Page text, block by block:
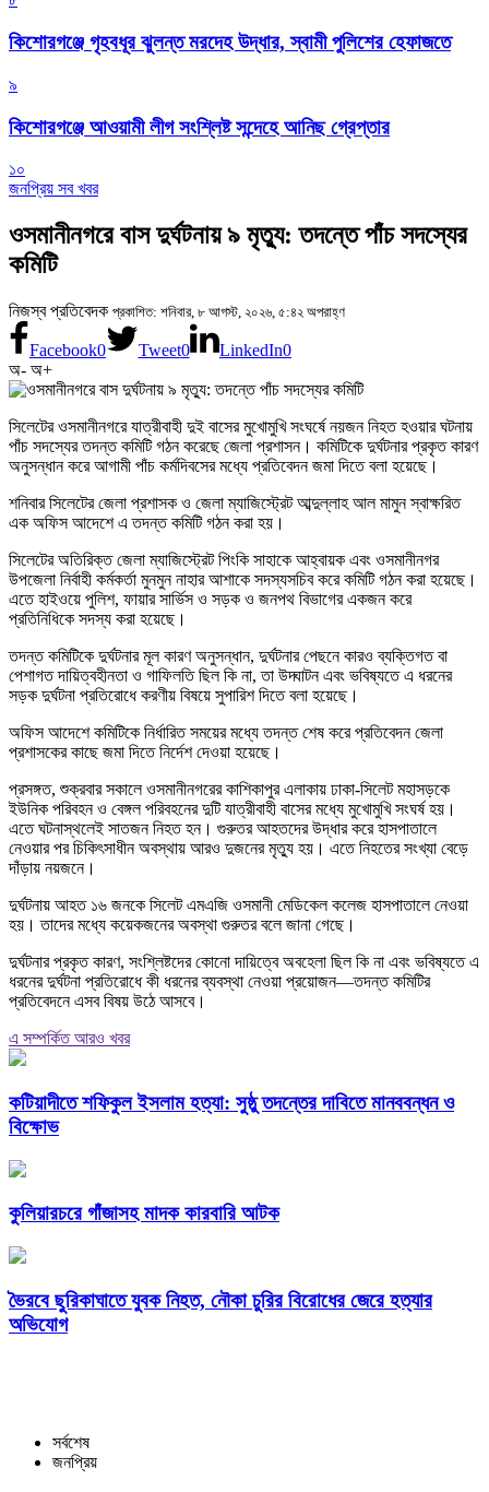
কিশোরগঞ্জে গৃহবধূর ঝুলন্ত মরদেহ উদ্ধার, স্বামী পুলিশের হেফাজতে
৯
কিশোরগঞ্জে আওয়ামী লীগ সংশ্লিষ্ট সন্দেহে আনিছ গ্রেপ্তার
১০
জনপ্রিয় সব খবর
ওসমানীনগরে বাস দুর্ঘটনায় ৯ মৃত্যু: তদন্তে পাঁচ সদস্যের
কমিটি
নিজস্ব প্রতিবেদক প্রকাশিত: শনিবার, ৮ আগস্ট, ২০২৬, ৫:৪২ অপরাহ্ণ
Facebook0 Tweet0 LinkedIn0
অ- অ+
সিলেটের ওসমানীনগরে যাত্রীবাহী দুই বাসের মুখোমুখি সংঘর্ষে নয়জন নিহত হওয়ার ঘটনায়
পাঁচ সদস্যের তদন্ত কমিটি গঠন করেছে জেলা প্রশাসন। কমিটিকে দুর্ঘটনার প্রকৃত কারণ
অনুসন্ধান করে আগামী পাঁচ কর্মদিবসের মধ্যে প্রতিবেদন জমা দিতে বলা হয়েছে।
শনিবার সিলেটের জেলা প্রশাসক ও জেলা ম্যাজিস্ট্রেট আব্দুল্লাহ আল মামুন স্বাক্ষরিত
এক অফিস আদেশে এ তদন্ত কমিটি গঠন করা হয়।
সিলেটের অতিরিক্ত জেলা ম্যাজিস্ট্রেট পিংকি সাহাকে আহ্বায়ক এবং ওসমানীনগর
উপজেলা নির্বাহী কর্মকর্তা মুনমুন নাহার আশাকে সদস্যসচিব করে কমিটি গঠন করা হয়েছে।
এতে হাইওয়ে পুলিশ, ফায়ার সার্ভিস ও সড়ক ও জনপথ বিভাগের একজন করে
প্রতিনিধিকে সদস্য করা হয়েছে।
তদন্ত কমিটিকে দুর্ঘটনার মূল কারণ অনুসন্ধান, দুর্ঘটনার পেছনে কারও ব্যক্তিগত বা
পেশাগত দায়িত্বহীনতা ও গাফিলতি ছিল কি না, তা উদ্ঘাটন এবং ভবিষ্যতে এ ধরনের
সড়ক দুর্ঘটনা প্রতিরোধে করণীয় বিষয়ে সুপারিশ দিতে বলা হয়েছে।
অফিস আদেশে কমিটিকে নির্ধারিত সময়ের মধ্যে তদন্ত শেষ করে প্রতিবেদন জেলা
প্রশাসকের কাছে জমা দিতে নির্দেশ দেওয়া হয়েছে।
প্রসঙ্গত, শুক্রবার সকালে ওসমানীনগরের কাশিকাপুর এলাকায় ঢাকা-সিলেট মহাসড়কে
ইউনিক পরিবহন ও বেঙ্গল পরিবহনের দুটি যাত্রীবাহী বাসের মধ্যে মুখোমুখি সংঘর্ষ হয়।
এতে ঘটনাস্থলেই সাতজন নিহত হন। গুরুতর আহতদের উদ্ধার করে হাসপাতালে
নেওয়ার পর চিকিৎসাধীন অবস্থায় আরও দুজনের মৃত্যু হয়। এতে নিহতের সংখ্যা বেড়ে
দাঁড়ায় নয়জনে।
দুর্ঘটনায় আহত ১৬ জনকে সিলেট এমএজি ওসমানী মেডিকেল কলেজ হাসপাতালে নেওয়া
হয়। তাদের মধ্যে কয়েকজনের অবস্থা গুরুতর বলে জানা গেছে।
দুর্ঘটনার প্রকৃত কারণ, সংশ্লিষ্টদের কোনো দায়িত্বে অবহেলা ছিল কি না এবং ভবিষ্যতে এ
ধরনের দুর্ঘটনা প্রতিরোধে কী ধরনের ব্যবস্থা নেওয়া প্রয়োজন—তদন্ত কমিটির
প্রতিবেদনে এসব বিষয় উঠে আসবে।
এ সম্পর্কিত আরও খবর
কটিয়াদীতে শফিকুল ইসলাম হত্যা: সুষ্ঠু তদন্তের দাবিতে মানববন্ধন ও
বিক্ষোভ
কুলিয়ারচরে গাঁজাসহ মাদক কারবারি আটক
ভৈরবে ছুরিকাঘাতে যুবক নিহত, নৌকা চুরির বিরোধের জেরে হত্যার
অভিযোগ
সর্বশেষ
জনপ্রিয়